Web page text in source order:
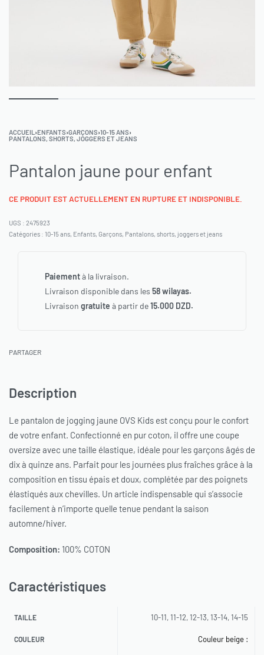
ACCUEIL ›ENFANTS›GARÇONS›10-15 ANS›
PANTALONS, SHORTS, JOGGERS ET JEANS
Pantalon jaune pour enfant
CE PRODUIT EST ACTUELLEMENT EN RUPTURE ET INDISPONIBLE.
2475923
Catégories : 10-15 ans, Enfants, Garçons, Pantalons, shorts, joggers et jeans
Paiementà la livraison.
Livraison disponible dans les 58 wilayas.
Livraison gratuite à partir de15.000 DZD.
PARTAGER
Description
Le pantalon de jogging jaune OVS Kids est conçu pour le confort
de votre enfant. Confectionné en pur coton, il offre une coupe
oversize avec une taille élastique, idéale pour les garçons âgés de
dix à quinze ans. Parfait pour les journées plus fraîches grâce à la
composition en tissu épais et doux, complétée par des poignets
élastiqués aux chevilles. Un article indispensable qui s’associe
facilement à n’importe quelle tenue pendant la saison
automne/hiver.
Composition: 100% COTON
Caractéristiques
TAILLE 10-11, 11-12, 12-13, 13-14, 14-15
COULEUR Couleur beige :